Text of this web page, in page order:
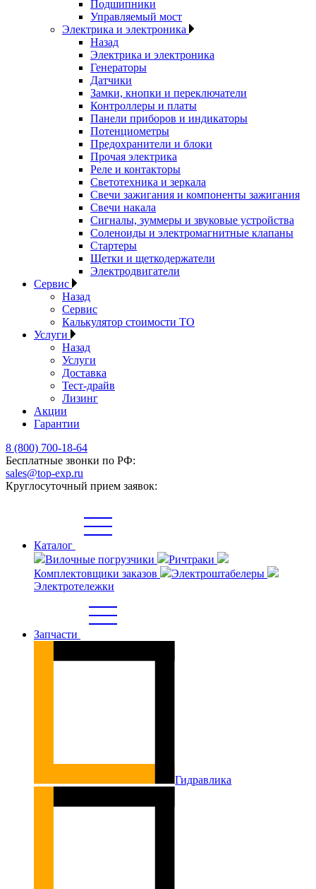
Подшипники
Управляемый мост
Электрика и электроника
Назад
Электрика и электроника
Генераторы
Датчики
Замки, кнопки и переключатели
Контроллеры и платы
Панели приборов и индикаторы
Потенциометры
Предохранители и блоки
Прочая электрика
Реле и контакторы
Светотехника и зеркала
Свечи зажигания и компоненты зажигания
Свечи накала
Сигналы, зуммеры и звуковые устройства
Соленоиды и электромагнитные клапаны
Стартеры
Щетки и щеткодержатели
Электродвигатели
Сервис
Назад
Сервис
Калькулятор стоимости ТО
Услуги
Назад
Услуги
Доставка
Тест-драйв
Лизинг
Акции
Гарантии
8 (800) 700-18-64
Бесплатные звонки по РФ:
sales@top-exp.ru
Круглосуточный прием заявок:
Каталог
Вилочные погрузчики
Ричтраки
Комплектовщики заказов
Электроштабелеры
Электротележки
Запчасти
Гидравлика